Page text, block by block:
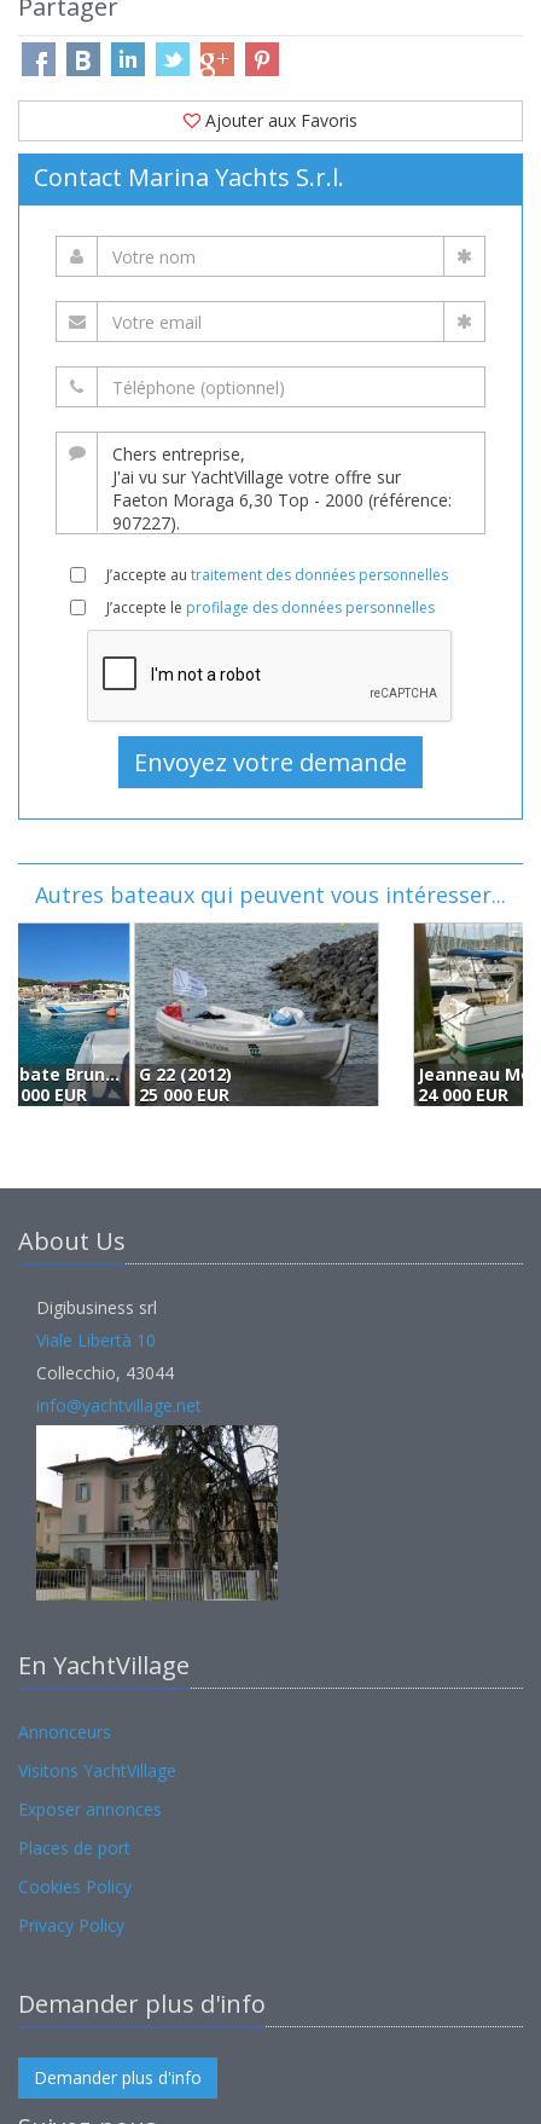
Partager
Ajouter aux Favoris
Contact Marina Yachts S.r.l.
J’accepte au traitement des données personnelles
J’accepte le profilage des données personnelles
Autres bateaux qui peuvent vous intéresser...
G 22 (2012)
25 000 EUR
Jeanneau Merry Fisher 695 (1998)
24 000 EUR
About Us
Digibusiness srl
Viale Libertà 10
Collecchio, 43044
info@yachtvillage.net
En YachtVillage
Annonceurs
Visitons YachtVillage
Exposer annonces
Places de port
Cookies Policy
Privacy Policy
Demander plus d'info
Demander plus d'info